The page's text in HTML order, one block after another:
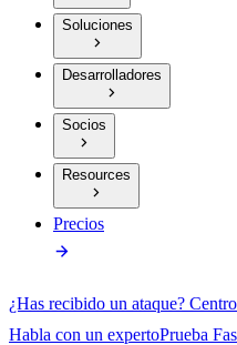
Soluciones
Desarrolladores
Socios
Resources
Precios
¿Has recibido un ataque?
Habla con un expertoPrueba